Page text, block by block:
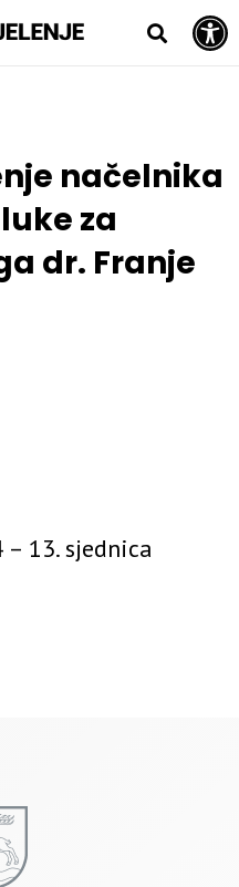
Open toolbar
načelnika
za
dr. Franje
13. sjednica